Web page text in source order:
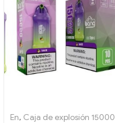
En, Caja de explosión 15000 Soplo